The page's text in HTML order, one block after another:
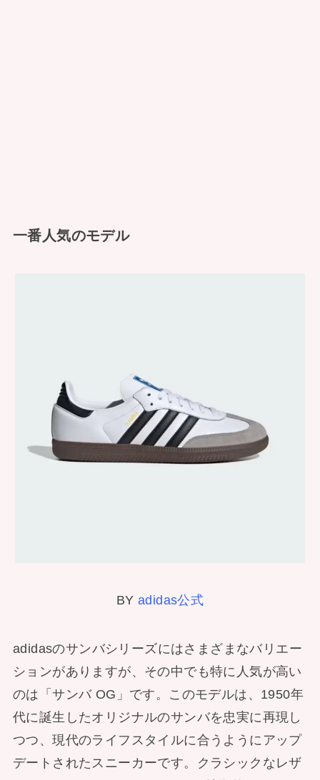
一番人気のモデル
BY adidas公式
adidasのサンバシリーズにはさまざまなバリエー
ションがありますが、その中でも特に人気が高い
のは「サンバ OG」です。このモデルは、1950年
代に誕生したオリジナルのサンバを忠実に再現し
つつ、現代のライフスタイルに合うようにアップ
デートされたスニーカーです。クラシックなレザ